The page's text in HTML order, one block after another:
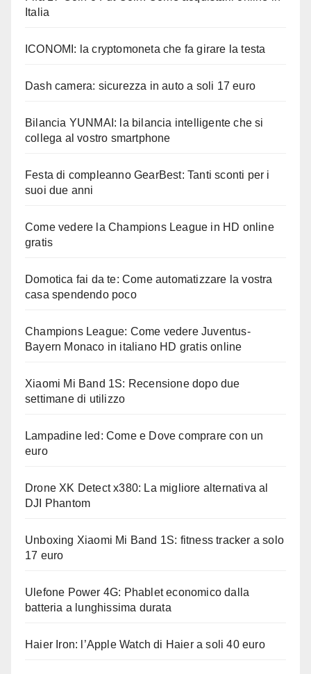
Italia
ICONOMI: la cryptomoneta che fa girare la testa
Dash camera: sicurezza in auto a soli 17 euro
Bilancia YUNMAI: la bilancia intelligente che si
collega al vostro smartphone
Festa di compleanno GearBest: Tanti sconti per i
suoi due anni
Come vedere la Champions League in HD online
gratis
Domotica fai da te: Come automatizzare la vostra
casa spendendo poco
Champions League: Come vedere Juventus-
Bayern Monaco in italiano HD gratis online
Xiaomi Mi Band 1S: Recensione dopo due
settimane di utilizzo
Lampadine led: Come e Dove comprare con un
euro
Drone XK Detect x380: La migliore alternativa al
DJI Phantom
Unboxing Xiaomi Mi Band 1S: fitness tracker a solo
17 euro
Ulefone Power 4G: Phablet economico dalla
batteria a lunghissima durata
Haier Iron: l’Apple Watch di Haier a soli 40 euro